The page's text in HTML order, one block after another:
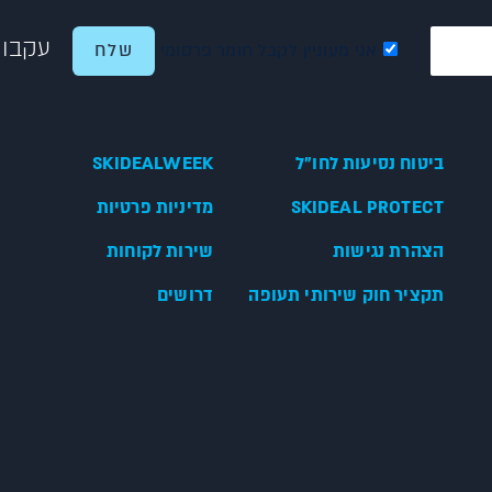
ביטוח נסיעות לחו"ל
SKIDEALWEEK
SKIDEAL PROTECT
מדיניות פרטיות
הצהרת נגישות
שירות לקוחות
תקציר חוק שירותי תעופה
דרושים